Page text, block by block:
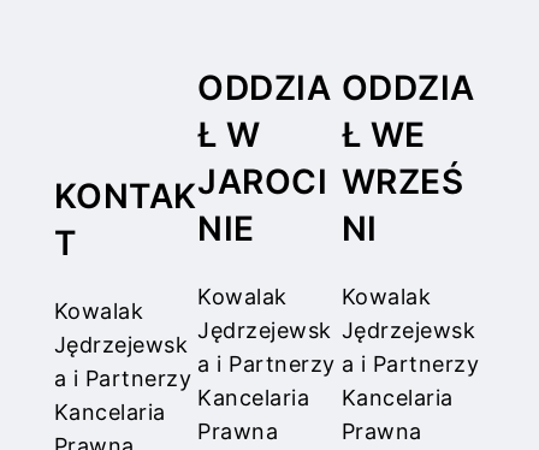
KONTAK
T
Kowalak
Jędrzejewsk
a i Partnerzy
Kancelaria
ODDZIA
Ł W
JAROCI
NIE
Kowalak
Jędrzejewsk
a i Partnerzy
Kancelaria
Prawna
ODDZIA
Ł WE
WRZEŚ
NI
Kowalak
Jędrzejewsk
a i Partnerzy
Kancelaria
Prawna